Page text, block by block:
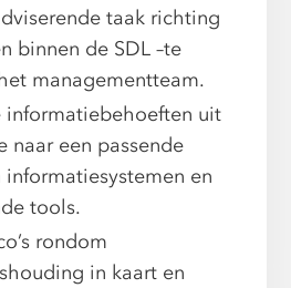
taak richting
binnen de SDL –te
managementteam.
informatiebehoeften uit
naar een passende
en
tools.
rondom
in kaart en